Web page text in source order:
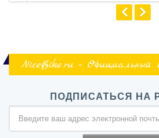
NiceBike.ru - Официальный
ПОДПИСАТЬСЯ НА